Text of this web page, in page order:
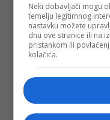
Neki dobavljači mogu
temelju legitimnog
nastavku možete
dnu ove stranice ili na
pristankom ili
kolačića.